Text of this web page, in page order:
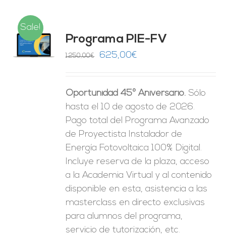
Sale!
Programa PIE-FV
1.250,00€
El
era:
1.250,00€.
625,00€
es:
625,00€.
Oportunidad 45º Aniversario. Sólo
hasta el 10 de agosto de 2026.
Pago total del Programa Avanzado
de Proyectista Instalador de
Energía Fotovoltaica 100% Digital.
Incluye reserva de la plaza, acceso
a la Academia Virtual y al contenido
disponible en esta, asistencia a las
masterclass en directo exclusivas
para alumnos del programa,
servicio de tutorización, etc.